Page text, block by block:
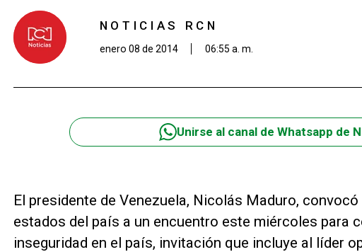
NOTICIAS RCN
enero 08 de 2014 06:55 a. m.
Unirse al canal de Whatsapp de
El presidente de Venezuela, Nicolás Maduro,
estados del país a un encuentro este miércoles para
inseguridad en el país, invitación que incluye al líder